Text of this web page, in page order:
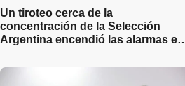
Un tiroteo cerca de la
concentración de la Selección
Argentina encendió las alarmas en